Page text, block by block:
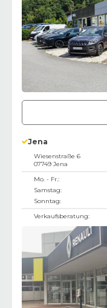
Jena
Wiesenstraße 6
07749 Jena
Mo. - Fr.:
Samstag:
Sonntag:
Verkaufsberatung: